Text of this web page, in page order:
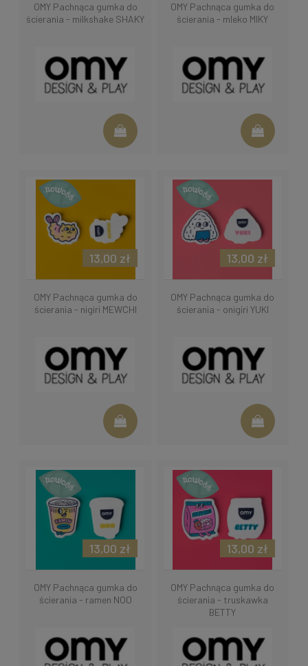
OMY Pachnąca gumka do
ścierania - milkshake SHAKY
OMY Pachnąca gumka do
ścierania - mleko MIKY
OMY Pachnąca gumka do
ścierania - nigiri MEWCHI
13,00 zł
OMY Pachnąca gumka do
ścierania - onigiri YUKI
13,00 zł
OMY Pachnąca gumka do
ścierania - ramen NOO
13,00 zł
OMY Pachnąca gumka do
ścierania - truskawka
BETTY
13,00 zł